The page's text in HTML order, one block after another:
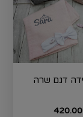
דגם שרה
420.00